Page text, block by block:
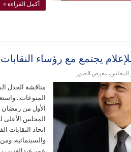
أكمل القراءة »
يجتمع مع رؤساء النقابات
المجلس, معرض الصور
مناقشة الجدل
المنوعات..
الأول من
المجلس الأعلى
اتحاد النقابات
والسينمائية.